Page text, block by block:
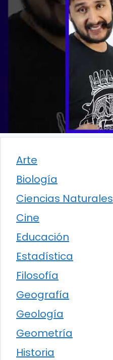
Arte
Biología
Ciencias Naturales
Cine
Educación
Estadística
Filosofía
Geografía
Geología
Geometría
Historia